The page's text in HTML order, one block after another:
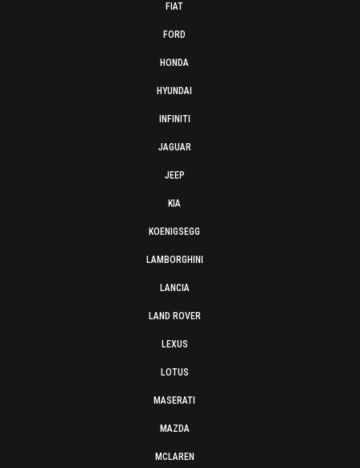
FIAT
FORD
HONDA
HYUNDAI
INFINITI
JAGUAR
JEEP
KIA
KOENIGSEGG
LAMBORGHINI
LANCIA
LAND ROVER
LEXUS
LOTUS
MASERATI
MAZDA
MCLAREN